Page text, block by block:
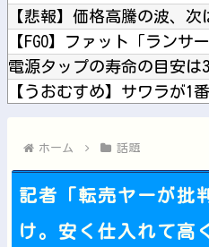
電源タップの寿命の目安は
【うおむすめ】サワラが1
ホーム 話題
記者「転売ヤーが批
け。安く仕入れて高